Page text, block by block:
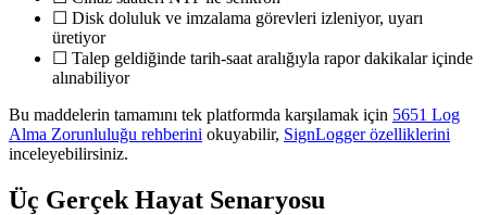
☐ Disk doluluk ve imzalama görevleri izleniyor, uyarı
üretiyor
☐ Talep geldiğinde tarih-saat aralığıyla rapor dakikalar içinde
alınabiliyor
Bu maddelerin tamamını tek platformda karşılamak için 5651 Log
Alma Zorunluluğu rehberini okuyabilir, SignLogger özelliklerini
inceleyebilirsiniz.
Üç Gerçek Hayat Senaryosu